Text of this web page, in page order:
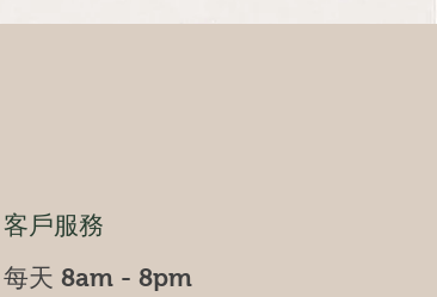
客戶服務
每天 8am - 8pm